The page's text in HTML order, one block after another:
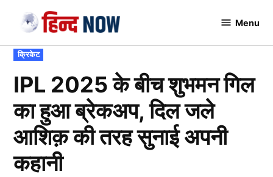
content
Menu
POSTED
IN
क्रिकेट
IPL 2025 के बीच शुभमन गिल
का हुआ ब्रेकअप, दिल जले
आशिक़ की तरह सुनाई अपनी
कहानी